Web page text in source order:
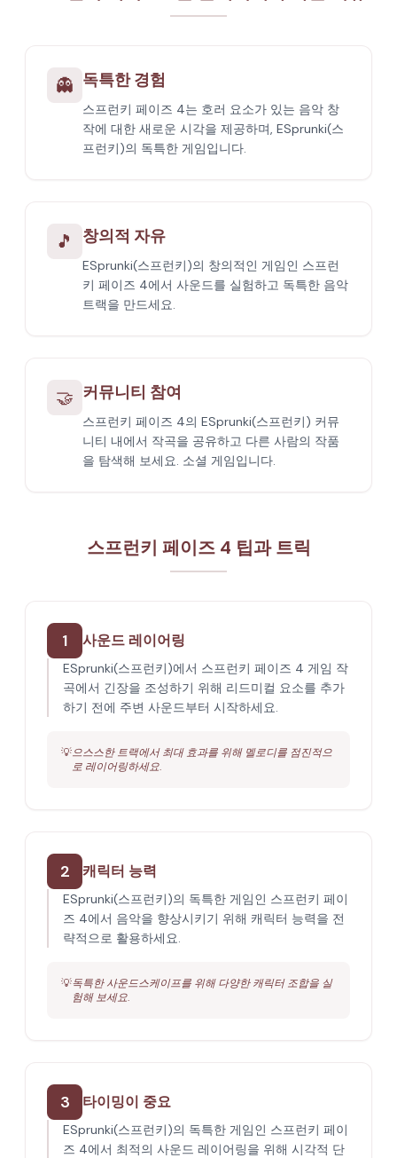
👻 독특한 경험
스프런키 페이즈 4는 호러 요소가 있는 음악 창
작에 대한 새로운 시각을 제공하며, ESprunki(스
프런키)의 독특한 게임입니다.
🎵 창의적 자유
ESprunki(스프런키)의 창의적인 게임인 스프런
키 페이즈 4에서 사운드를 실험하고 독특한 음악
트랙을 만드세요.
🤝 커뮤니티 참여
스프런키 페이즈 4의 ESprunki(스프런키) 커뮤
니티 내에서 작곡을 공유하고 다른 사람의 작품
을 탐색해 보세요. 소셜 게임입니다.
스프런키 페이즈 4 팁과 트릭
1 사운드 레이어링
ESprunki(스프런키)에서 스프런키 페이즈 4 게임 작
곡에서 긴장을 조성하기 위해 리드미컬 요소를 추가
하기 전에 주변 사운드부터 시작하세요.
💡으스스한 트랙에서 최대 효과를 위해 멜로디를 점진적으
로 레이어링하세요.
2 캐릭터 능력
ESprunki(스프런키)의 독특한 게임인 스프런키 페이
즈 4에서 음악을 향상시키기 위해 캐릭터 능력을 전
략적으로 활용하세요.
💡독특한 사운드스케이프를 위해 다양한 캐릭터 조합을 실
험해 보세요.
3 타이밍이 중요
ESprunki(스프런키)의 독특한 게임인 스프런키 페이
즈 4에서 최적의 사운드 레이어링을 위해 시각적 단